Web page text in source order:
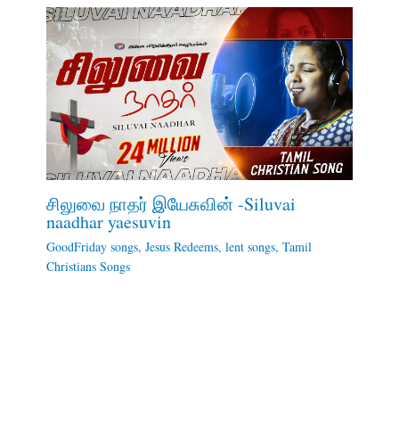
சிலுவை நாதர் இயேசுவின் -Siluvai
naadhar yaesuvin
GoodFriday songs, Jesus Redeems, lent songs, Tamil
Christians Songs